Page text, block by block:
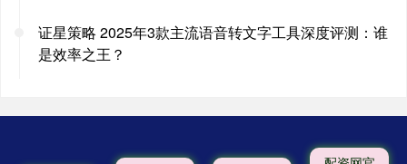
证星策略 2025年3款主流语音转文字工具深度评测：谁
是效率之王？